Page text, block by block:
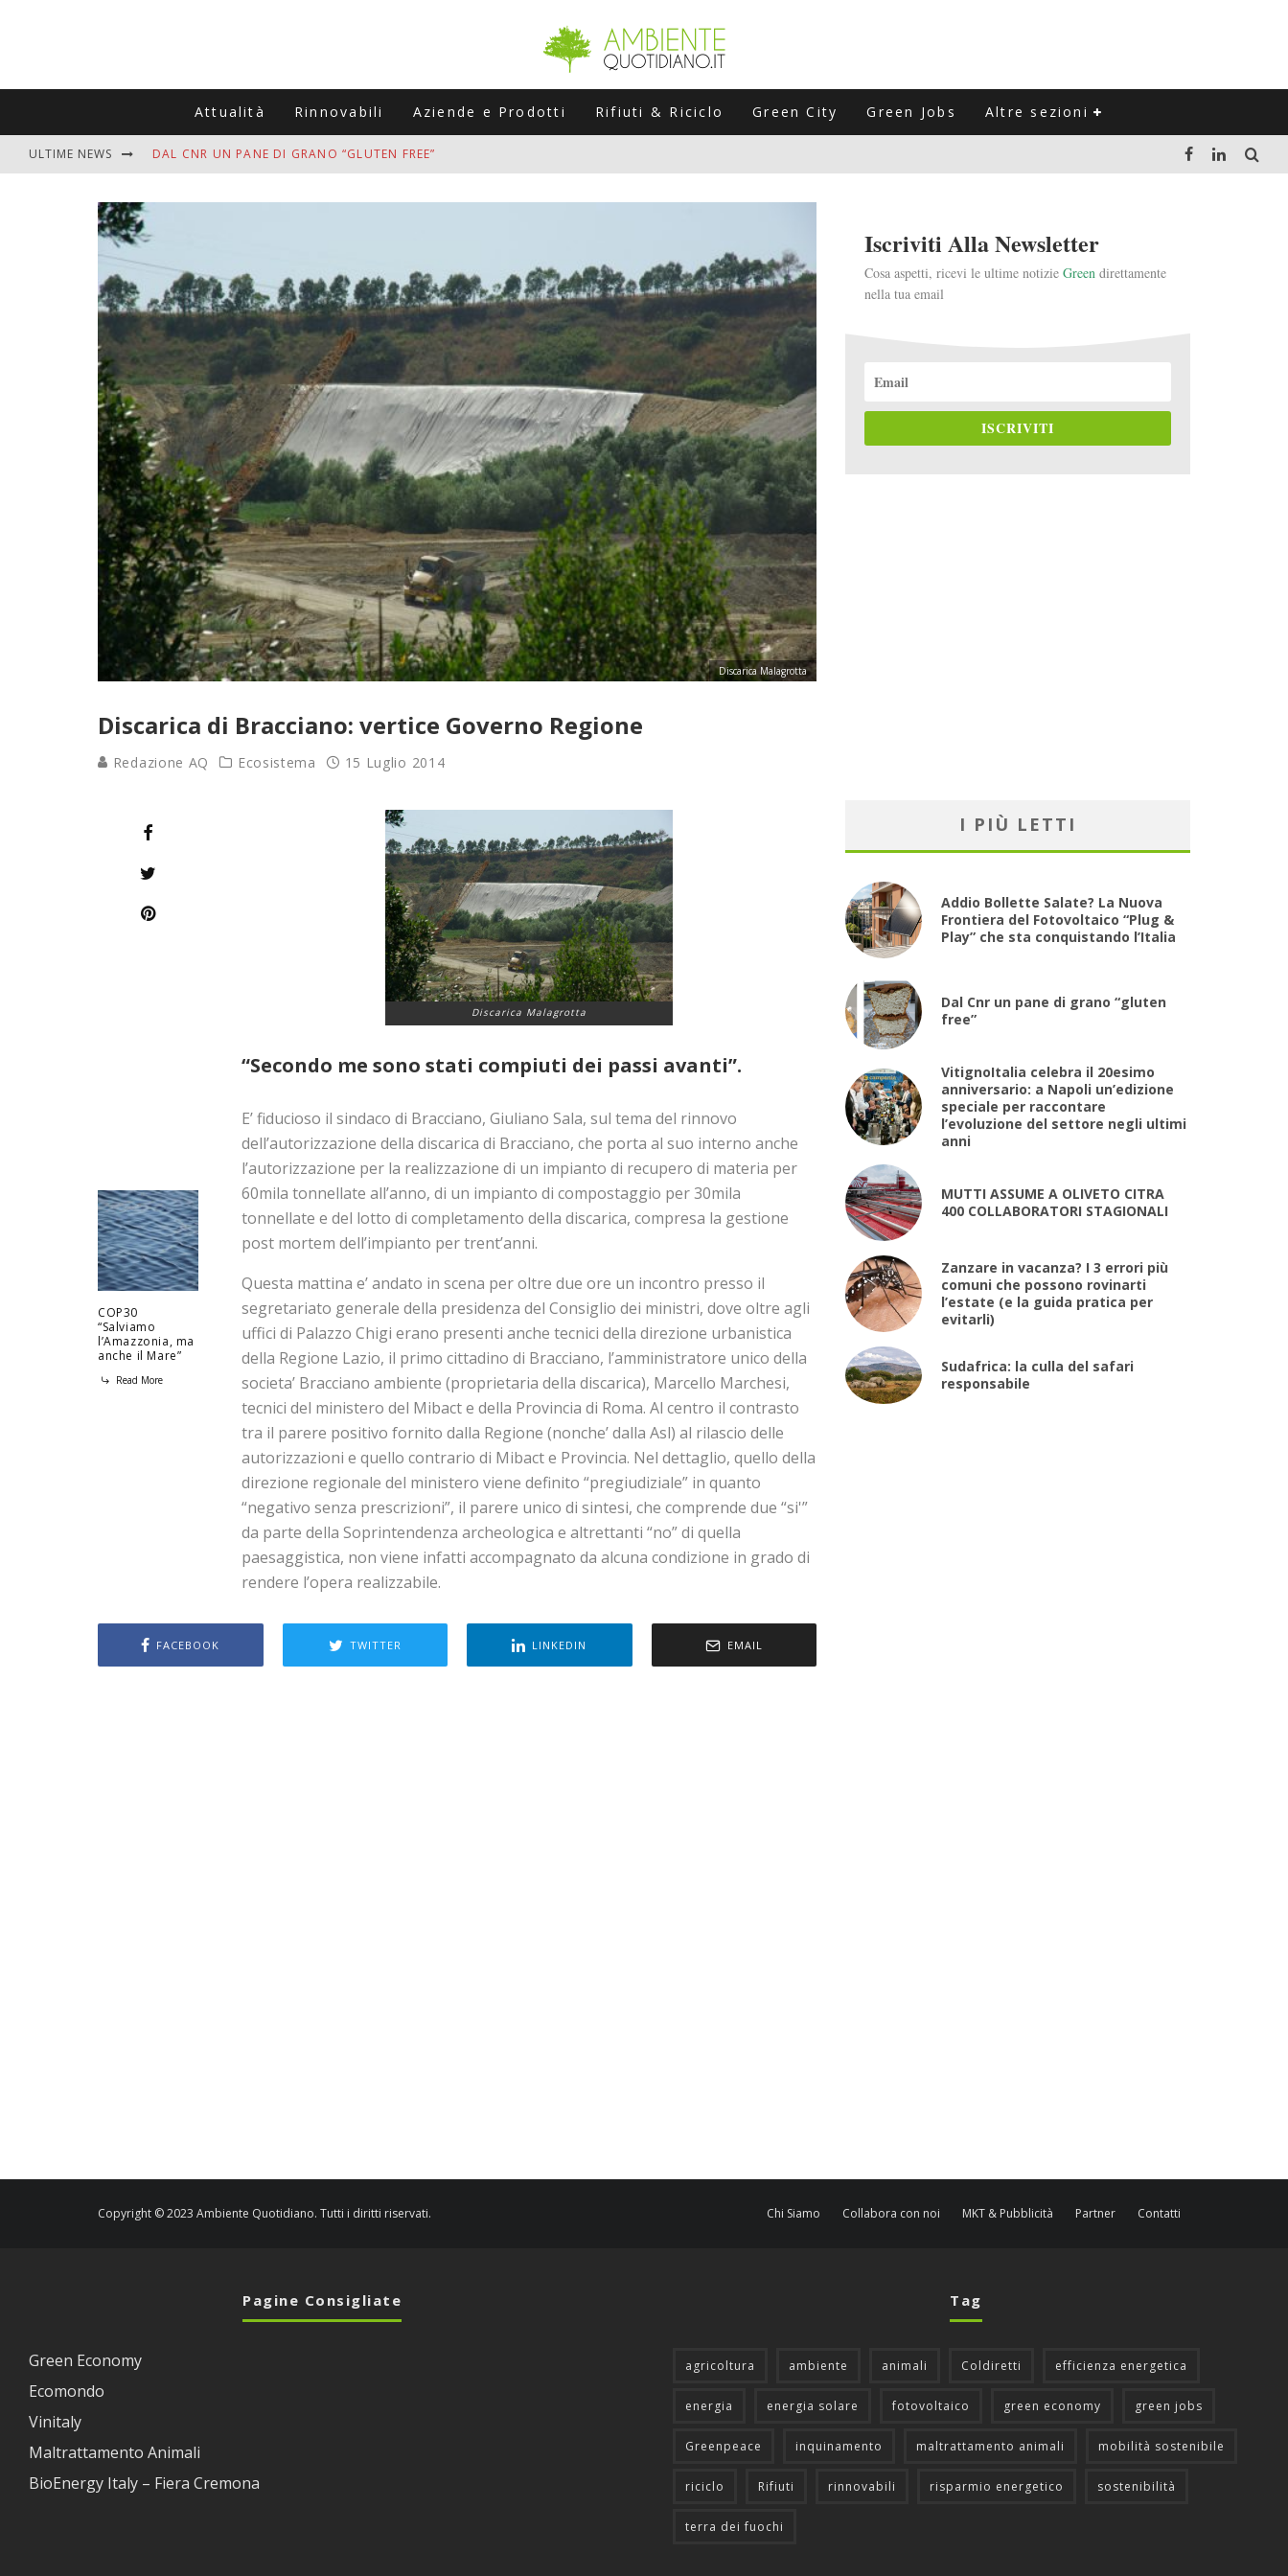
Attualità Rinnovabili Aziende e Prodotti Rifiuti & Riciclo Green City Green Jobs Altre sezioni
ULTIME NEWS DAL CNR UN PANE DI GRANO “GLUTEN FREE”
ZANZARE IN VACANZA? I 3 ERRORI PIÙ COMUNI CHE POSSONO ROVINARTI L’ESTATE (E LA GUIDA PRATICA PER EVITARLI)
ADDIO BOLLETTE SALATE? LA NUOVA FRONTIERA DEL FOTOVOLTAICO "PLUG & PLAY" CHE STA CONQUISTANDO L'ITALIA
Discarica Malagrotta
Discarica di Bracciano: vertice Governo Regione
Redazione AQ Ecosistema 15 Luglio 2014
COP30
“Salviamo
l’Amazzonia, ma
anche il Mare”
Read More
Discarica Malagrotta
“Secondo me sono stati compiuti dei passi avanti”.
E’ fiducioso il sindaco di Bracciano, Giuliano Sala, sul tema del rinnovo
dell’autorizzazione della discarica di Bracciano, che porta al suo interno anche
l’autorizzazione per la realizzazione di un impianto di recupero di materia per
60mila tonnellate all’anno, di un impianto di compostaggio per 30mila
tonnellate e del lotto di completamento della discarica, compresa la gestione
post mortem dell’impianto per trent’anni.
Questa mattina e’ andato in scena per oltre due ore un incontro presso il
segretariato generale della presidenza del Consiglio dei ministri, dove oltre agli
uffici di Palazzo Chigi erano presenti anche tecnici della direzione urbanistica
della Regione Lazio, il primo cittadino di Bracciano, l’amministratore unico della
societa’ Bracciano ambiente (proprietaria della discarica), Marcello Marchesi,
tecnici del ministero del Mibact e della Provincia di Roma. Al centro il contrasto
tra il parere positivo fornito dalla Regione (nonche’ dalla Asl) al rilascio delle
autorizzazioni e quello contrario di Mibact e Provincia. Nel dettaglio, quello della
direzione regionale del ministero viene definito “pregiudiziale” in quanto
“negativo senza prescrizioni”, il parere unico di sintesi, che comprende due “si'”
da parte della Soprintendenza archeologica e altrettanti “no” di quella
paesaggistica, non viene infatti accompagnato da alcuna condizione in grado di
rendere l’opera realizzabile.
FACEBOOK TWITTER LINKEDIN EMAIL
Iscriviti Alla Newsletter
Cosa aspetti, ricevi le ultime notizie Green direttamente
nella tua email
ISCRIVITI
I PIÙ LETTI
Addio Bollette Salate? La Nuova
Frontiera del Fotovoltaico “Plug &
Play” che sta conquistando l’Italia
Dal Cnr un pane di grano “gluten
free”
VitignoItalia celebra il 20esimo
anniversario: a Napoli un’edizione
speciale per raccontare
l’evoluzione del settore negli ultimi
anni
MUTTI ASSUME A OLIVETO CITRA
400 COLLABORATORI STAGIONALI
Zanzare in vacanza? I 3 errori più
comuni che possono rovinarti
l’estate (e la guida pratica per
evitarli)
Sudafrica: la culla del safari
responsabile
Copyright © 2023 Ambiente Quotidiano. Tutti i diritti riservati. Chi Siamo Collabora con noi MKT & Pubblicità Partner Contatti
Pagine Consigliate
Green Economy
Ecomondo
Vinitaly
Maltrattamento Animali
BioEnergy Italy – Fiera Cremona
Tag
agricoltura ambiente animali Coldiretti efficienza energetica
energia energia solare fotovoltaico green economy green jobs
Greenpeace inquinamento maltrattamento animali mobilità sostenibile
riciclo Rifiuti rinnovabili risparmio energetico sostenibilità
terra dei fuochi